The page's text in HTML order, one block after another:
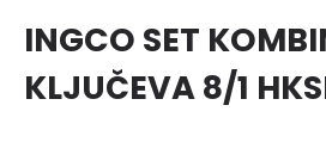
INGCO SET
KLJUČEVA 8/1